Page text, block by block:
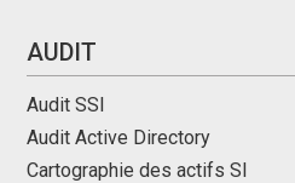
AUDIT
Audit SSI
Audit Active Directory
Cartographie des actifs SI